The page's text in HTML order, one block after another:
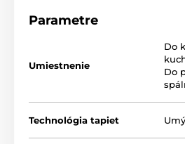
miestnosti. Tlačia sa na
technológii sa vyznačujú
farebnou stálosťou.
výška)
Parametre
Umiestnenie
Do
Do
Technológia tapiet